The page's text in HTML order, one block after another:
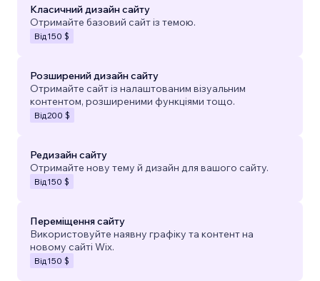
Класичний дизайн сайту
Отримайте базовий сайт із темою.
Від 150 $
Розширений дизайн сайту
Отримайте сайт із налаштованим візуальним
контентом, розширеними функціями тощо.
Від200 $
Редизайн сайту
Отримайте нову тему й дизайн для вашого сайту.
Від 150 $
Переміщення сайту
Використовуйте наявну графіку та контент на
новому сайті Wix.
Від 150 $